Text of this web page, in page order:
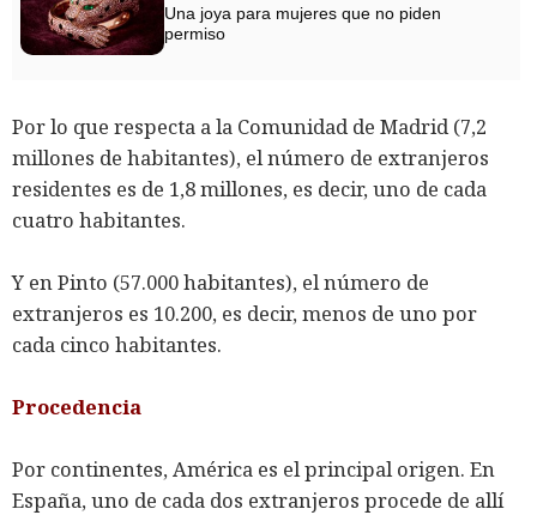
Una joya para mujeres que no piden
permiso
Por lo que respecta a la Comunidad de Madrid (7,2
millones de habitantes), el número de extranjeros
residentes es de 1,8 millones, es decir, uno de cada
cuatro habitantes.
Y en Pinto (57.000 habitantes), el número de
extranjeros es 10.200, es decir, menos de uno por
cada cinco habitantes.
Procedencia
Por continentes, América es el principal origen. En
España, uno de cada dos extranjeros procede de allí